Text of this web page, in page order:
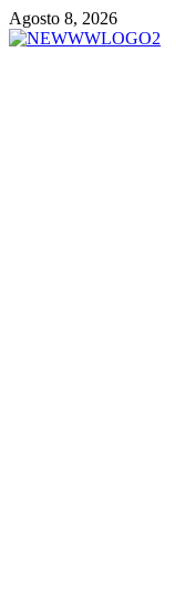
Vai
al
Agosto 8, 2026